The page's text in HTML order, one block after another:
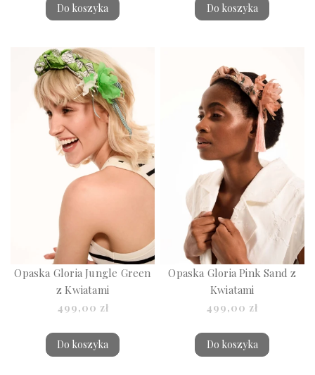
Do koszyka Do koszyka
Opaska Gloria Jungle Green
z Kwiatami
499,00 zł
Do koszyka
Opaska Gloria Pink Sand z
Kwiatami
499,00 zł
Do koszyka